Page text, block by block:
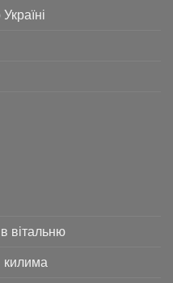
вітальню
килима